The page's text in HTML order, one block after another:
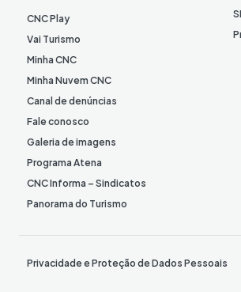
CNC Play
Vai Turismo
Minha CNC
Minha Nuvem CNC
Canal de denúncias
Fale conosco
Galeria de imagens
Programa Atena
CNC Informa – Sindicatos
Panorama do Turismo
Privacidade e Proteção de Dados Pessoais